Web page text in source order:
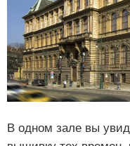
В одном зале вы